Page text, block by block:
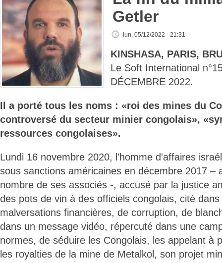
Getler
lun, 05/12/2022 - 21:31
KINSHASA, PARIS,
Le Soft International
DÉCEMBRE 2022.
Il a porté tous les noms : «roi des mines du
controversé du secteur minier congolais»,
ressources congolaises».
Lundi 16 novembre 2020, l'homme d'affaires
sous sanctions américaines en décembre 2017 –
nombre de ses associés -, accusé par la justice
des pots de vin à des officiels congolais, cité
malversations financières, de corruption, de
dans un message vidéo, répercuté dans une
normes, de séduire les Congolais, les appelant à
les royalties de la mine de Metalkol, son projet